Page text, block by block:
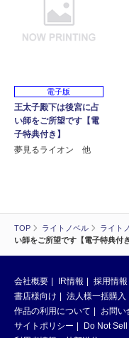
TOP ライトノベル ライト
い師をご所望です【電子特典付き
電子版
王太子殿下は後宮に占
い師をご所望です【電
子特典付き】
夢見るライオン 他
会社概要 IR情報 採用情報
書店様向け
法人様一括購入
作品の利用について
お問い
サイトポリシー
Do Not